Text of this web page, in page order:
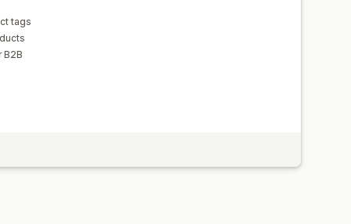
tags
B2B